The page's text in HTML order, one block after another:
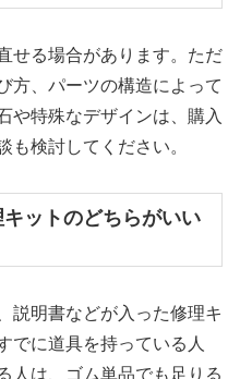
せる場合があります。ただ
方、パーツの構造によって
や特殊なデザインは、購入
も検討してください。
ットのどちらがいい
説明書などが入った修理キ
でに道具を持っている人
人は、ゴム単品でも足りる